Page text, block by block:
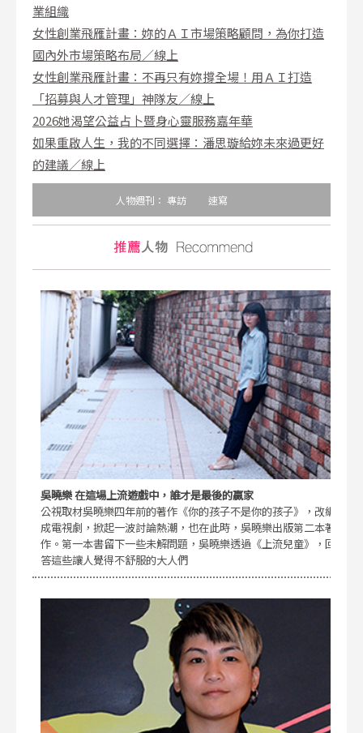
業組織
女性創業飛雁計畫：妳的ＡＩ市場策略顧問，為你打造
國內外市場策略布局／線上
女性創業飛雁計畫：不再只有妳撐全場！用ＡＩ打造
「招募與人才管理」神隊友／線上
2026她渴望公益占卜暨身心靈服務嘉年華
如果重啟人生，我的不同選擇：潘思璇給妳未來過更好
的建議／線上
人物週刊： 專訪 速寫
吳曉樂 在這場上流遊戲中，誰才是最後的贏家
公視取材吳曉樂四年前的著作《你的孩子不是你的孩子》，改編
成電視劇，掀起一波討論熱潮，也在此時，吳曉樂出版第二本著
作。第一本書留下一些未解問題，吳曉樂透過《上流兒童》，回
答這些讓人覺得不舒服的大人們